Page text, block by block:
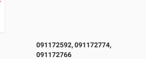
091172592, 091172774,
091172766